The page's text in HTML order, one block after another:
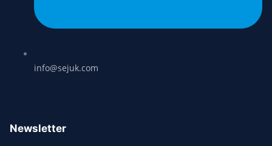
info@sejuk.com
Newsletter